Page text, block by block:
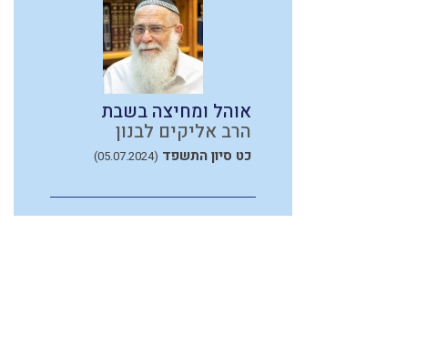
אוהל ומחיצה בשבת
הרב אליקים לבנון
כט סיון התשפד (05.07.2024)